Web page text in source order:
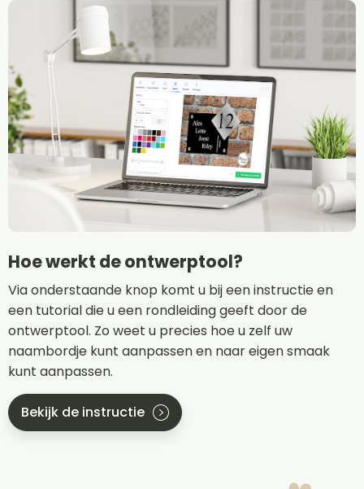
Hoe werkt de ontwerptool?
Via onderstaande knop komt u bij een instructie en
een tutorial die u een rondleiding geeft door de
ontwerptool. Zo weet u precies hoe u zelf uw
naambordje kunt aanpassen en naar eigen smaak
kunt aanpassen.
Bekijk de instructie